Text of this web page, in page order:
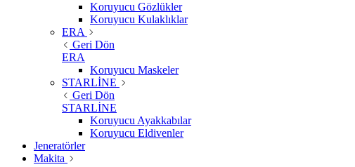
Koruyucu Gözlükler
Koruyucu Kulaklıklar
ERA
Geri Dön
ERA
Koruyucu Maskeler
STARLİNE
Geri Dön
STARLİNE
Koruyucu Ayakkabılar
Koruyucu Eldivenler
Jeneratörler
Makita